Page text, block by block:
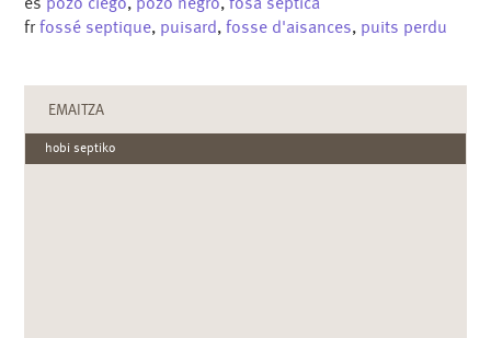
frfossé septique, puisard,fosse d'aisances, puits perdu
EMAITZA
hobi septiko